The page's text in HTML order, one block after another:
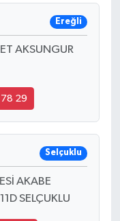
Ereğli
AKSUNGUR
78 29
Selçuklu
AKABE
SELÇUKLU